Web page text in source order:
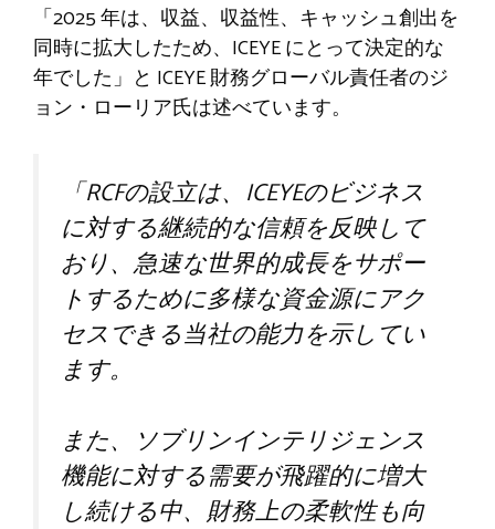
「2025 年は、収益、収益性、キャッシュ創出を
同時に拡大したため、ICEYE にとって決定的な
年でした」と ICEYE 財務グローバル責任者のジ
ョン・ローリア氏は述べています。
「RCFの設立は、ICEYEのビジネス
に対する継続的な信頼を反映して
おり、急速な世界的成長をサポー
トするために多様な資金源にアク
セスできる当社の能力を示してい
ます。
また、ソブリンインテリジェンス
機能に対する需要が飛躍的に増大
し続ける中、財務上の柔軟性も向